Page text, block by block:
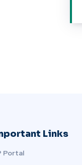
Links
Portal